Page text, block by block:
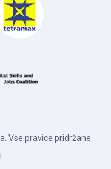
Vse pravice pridržane.